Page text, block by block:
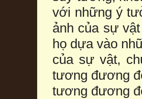
với những ý
ảnh của sự
họ dựa vào
của sự vật,
tương đương
tương đương